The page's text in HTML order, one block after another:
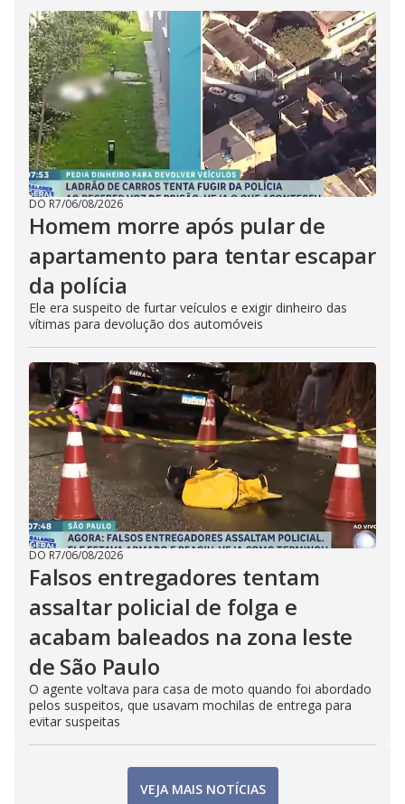
DO R7/06/08/2026
Homem morre após pular de
apartamento para tentar escapar
da polícia
Ele era suspeito de furtar veículos e exigir dinheiro das
vítimas para devolução dos automóveis
DO R7/06/08/2026
Falsos entregadores tentam
assaltar policial de folga e
acabam baleados na zona leste
de São Paulo
O agente voltava para casa de moto quando foi abordado
pelos suspeitos, que usavam mochilas de entrega para
evitar suspeitas
VEJA MAIS NOTÍCIAS